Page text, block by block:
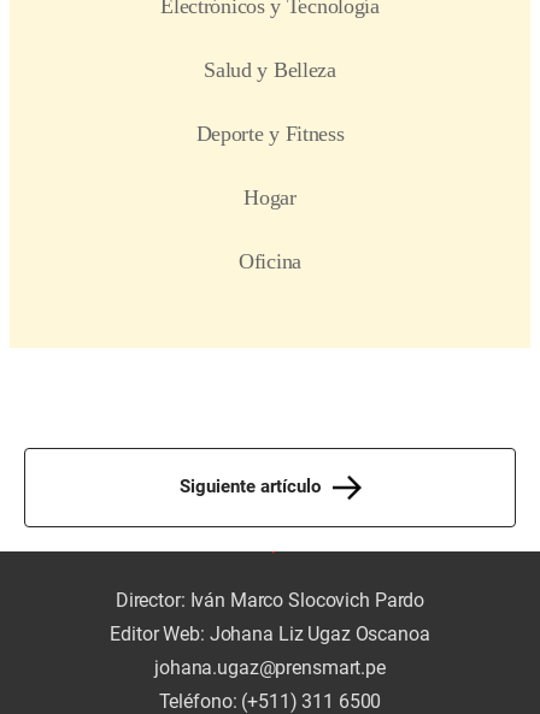
Siguiente artículo
Director: Iván Marco Slocovich Pardo
Editor Web: Johana Liz Ugaz Oscanoa
johana.ugaz@prensmart.pe
Teléfono: (+511) 311 6500